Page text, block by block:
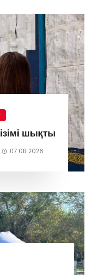
шықты
07.08.2026